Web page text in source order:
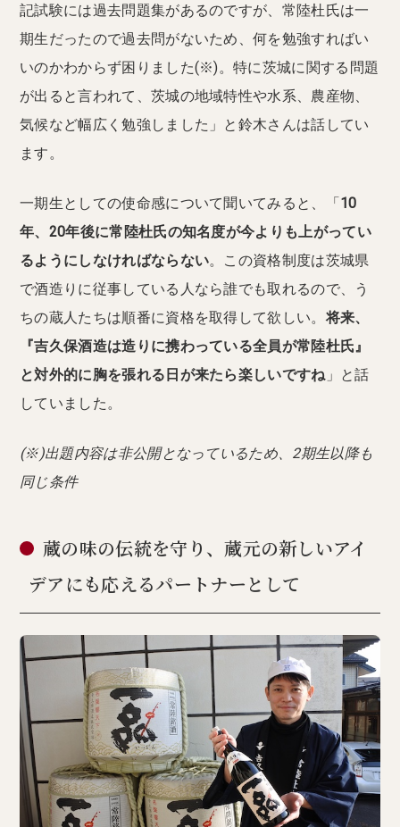
記試験には過去問題集があるのですが、常陸杜氏は一
期生だったので過去問がないため、何を勉強すればい
いのかわからず困りました(※)。特に茨城に関する問題
が出ると言われて、茨城の地域特性や水系、農産物、
気候など幅広く勉強しました」と鈴木さんは話してい
ます。
一期生としての使命感について聞いてみると、「10
年、20年後に常陸杜氏の知名度が今よりも上がってい
るようにしなければならない。この資格制度は茨城県
で酒造りに従事している人なら誰でも取れるので、う
ちの蔵人たちは順番に資格を取得して欲しい。将来、
『吉久保酒造は造りに携わっている全員が常陸杜氏』
と対外的に胸を張れる日が来たら楽しいですね」と話
していました。
(※)出題内容は非公開となっているため、2期生以降も
同じ条件
蔵の味の伝統を守り、蔵元の新しいアイ
デアにも応えるパートナーとして